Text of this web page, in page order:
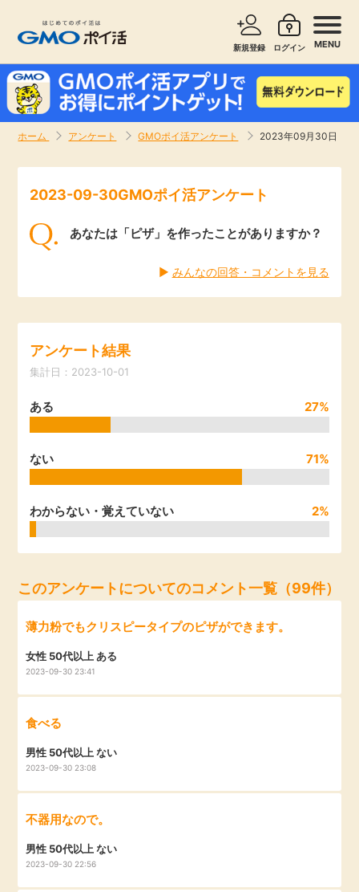
新規登録 ログイン MENU
ホーム アンケート GMOポイ活アンケート 2023年09月30日
新着
高還元
無料
即日還元
モニター
ポイ活お得情報
お友達紹介
サービスで探す ショッピングで探す
旅行・レンタカー
クレジットカード
暮らし
学び
進学・教育
美容・健康
月額有料サービス
2023-09-30GMOポイ活アンケート
あなたは「ピザ」を作ったことがありますか？
▶︎ みんなの回答・コメントを見る
アンケート結果
集計日：2023-10-01
ある 27%
ない 71%
わからない・覚えていない 2%
このアンケートについてのコメント一覧（99件）
薄力粉でもクリスピータイプのピザができます。
女性 50代以上 ある
2023-09-30 23:41
食べる
男性 50代以上 ない
2023-09-30 23:08
不器用なので。
男性 50代以上 ない
2023-09-30 22:56